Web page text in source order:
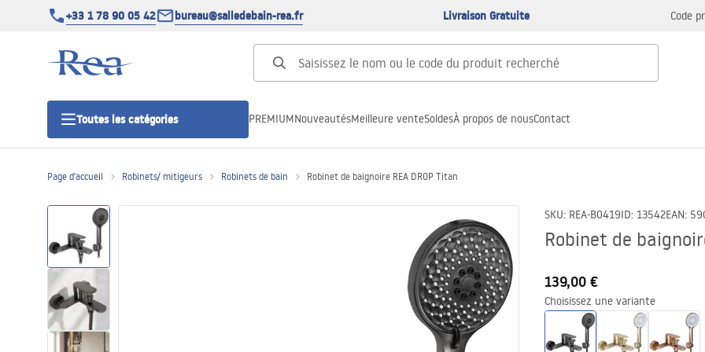
+33 1 78 90 05 42 bureau@salledebain-rea.fr Livraison Gratuite Code
Toutes les catégories
Portes de douche
Caniveaux de douche
PREMIUMNouveautésMeilleure venteSoldesÀ propos de nousContact
Page d'accueil Robinets/ mitigeurs Robinets de bain Robinet de baignoire REA DROP Titan
SKU: REA-B0419ID: 13542EAN:
Robinet de
139,00 €
Choisissez une variante